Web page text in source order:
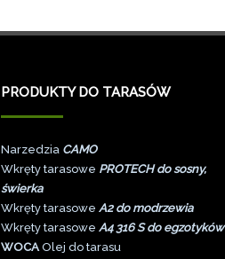
PRODUKTY DO TARASÓW
Narzedzia CAMO
Wkręty tarasowe PROTECH do sosny,
świerka
Wkręty tarasowe A2 do modrzewia
Wkręty tarasowe A4 316 S do egzotyków
WOCAOlej do tarasu